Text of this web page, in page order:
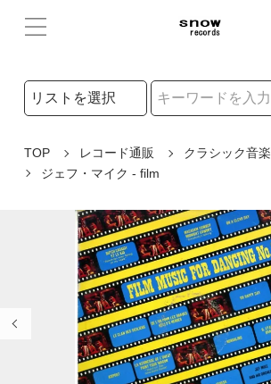
検索リストの選択
TOP レコード通販
クラシック音楽
ジェフ・マイク - film